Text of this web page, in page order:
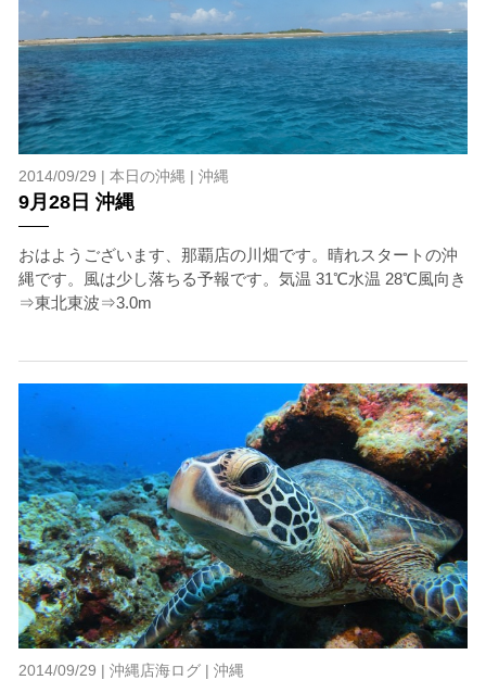
2014/09/29 | 本日の沖縄 | 沖縄
9月28日 沖縄
おはようございます、那覇店の川畑です。晴れスタートの沖
縄です。風は少し落ちる予報です。気温 31℃水温 28℃風向き
⇒東北東波⇒3.0m
2014/09/29 | 沖縄店海ログ| 沖縄